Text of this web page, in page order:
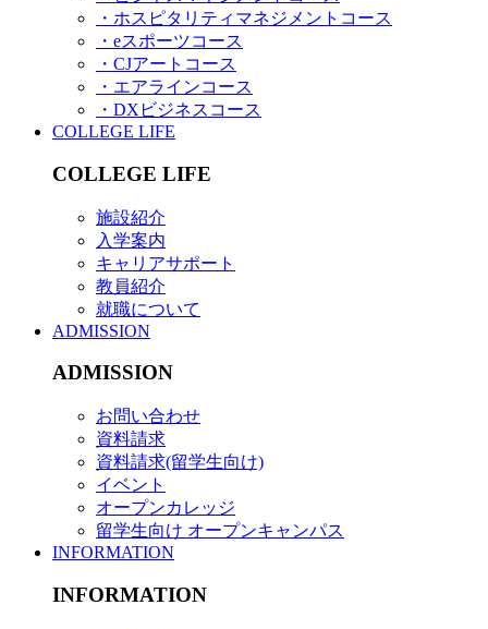
・ホスピタリティマネジメントコース
・eスポーツコース
・CJアートコース
・エアラインコース
・DXビジネスコース
COLLEGE LIFE
COLLEGE LIFE
施設紹介
入学案内
キャリアサポート
教員紹介
就職について
ADMISSION
ADMISSION
お問い合わせ
資料請求
資料請求(留学生向け)
イベント
オープンカレッジ
留学生向け オープンキャンパス
INFORMATION
INFORMATION